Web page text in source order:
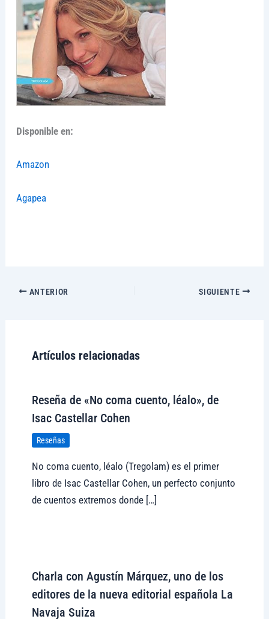
Disponible en:
Amazon
Agapea
ANTERIOR SIGUIENTE
Artículos relacionadas
Reseña de «No coma cuento, léalo», de
Isac Castellar Cohen
Reseñas
No coma cuento, léalo (Tregolam) es el primer
libro de Isac Castellar Cohen, un perfecto conjunto
de cuentos extremos donde […]
Charla con Agustín Márquez, uno de los
editores de la nueva editorial española La
Navaja Suiza